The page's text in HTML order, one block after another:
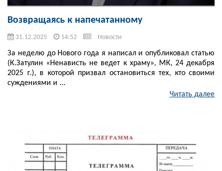
Возвращаясь к напечатанному
31.12.2025 14:52 Новости
За неделю до Нового года я написал и опубликовал статью
(К.Затулин «Ненависть не ведет к храму», МК, 24 декабря
2025 г.), в которой призвал остановиться тех, кто своими
суждениями и ...
Читать далее